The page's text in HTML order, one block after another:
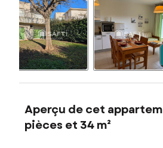
Aperçu de cet
pièces et 34 m²